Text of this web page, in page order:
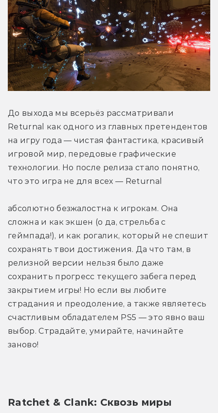
До выхода мы всерьёз рассматривали
Returnal как одного из главных претендентов
на игру года — чистая фантастика, красивый
игровой мир, передовые графические
технологии. Но после релиза стало понятно,
что это игра не для всех — Returnal
абсолютно безжалостна к игрокам. Она
сложна и как экшен (о да, стрельба с
геймпада!), и как рогалик, который не спешит
сохранять твои достижения. Да что там, в
релизной версии нельзя было даже
сохранить прогресс текущего забега перед
закрытием игры! Но если вы любите
страдания и преодоление, а также являетесь
счастливым обладателем PS5 — это явно ваш
выбор. Страдайте, умирайте, начинайте
заново!
Ratchet & Clank: Сквозь миры